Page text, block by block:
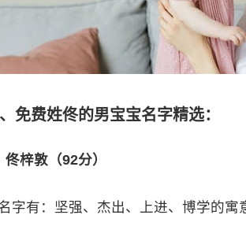
免费姓佟的男宝宝名字精选：
佟梓敦（92分）
字有：坚强、杰出、上进、博学的寓